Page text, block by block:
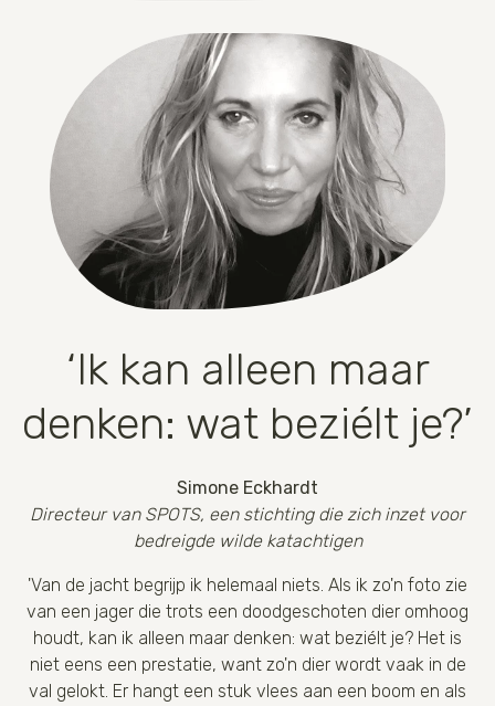
‘Ik kan alleen maar
denken: wat beziélt je?’
Simone Eckhardt
Directeur van SPOTS, een stichting die zich inzet voor
bedreigde wilde katachtigen
'Van de jacht begrijp ik helemaal niets. Als ik zo'n foto zie
van een jager die trots een doodgeschoten dier omhoog
houdt, kan ik alleen maar denken: wat beziélt je? Het is
niet eens een prestatie, want zo'n dier wordt vaak in de
val gelokt. Er hangt een stuk vlees aan een boom en als